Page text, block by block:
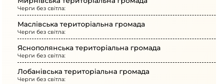
Черги без світла:
Маслівська територіальна громада
Черги без світла:
Яснополянська територіальна громада
Черги без світла:
Лобанівська територіальна громада
Черги без світла: